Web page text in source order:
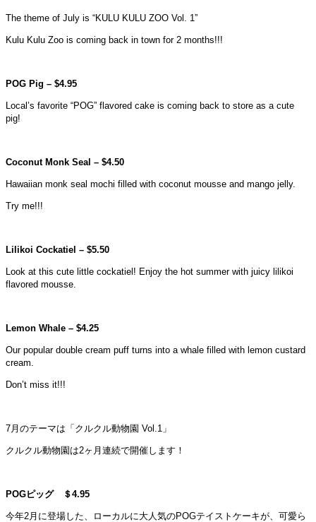
The theme of July is “KULU KULU ZOO Vol. 1”
Kulu Kulu Zoo is coming back in town for 2 months!!!
POG Pig – $4.95
Local’s favorite “POG” flavored cake is coming back to store as a cute
pig!
Coconut Monk Seal – $4.50
Hawaiian monk seal mochi filled with coconut mousse and mango jelly.
Try me!!!
Lilikoi Cockatiel – $5.50
Look at this cute little cockatiel! Enjoy the hot summer with juicy lilikoi
flavored mousse.
Lemon Whale – $4.25
Our popular double cream puff turns into a whale filled with lemon custard
cream.
Don’t miss it!!!
7月のテーマは「クルクル動物園 Vol.1」
クルクル動物園は2ヶ月連続で開催します！
POGピッグ ＄4.95
今年2月に登場した、ローカルに大人気のPOGテイストケーキが、可愛ら